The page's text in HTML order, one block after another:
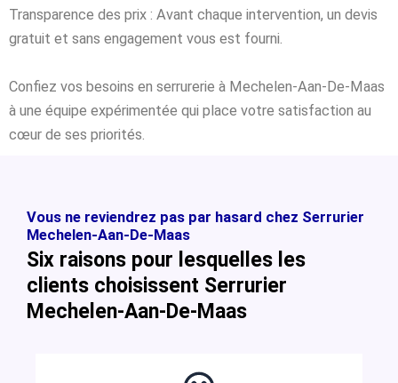
Transparence des prix : Avant chaque intervention, un devis
gratuit et sans engagement vous est fourni.
Confiez vos besoins en serrurerie à Mechelen-Aan-De-Maas
à une équipe expérimentée qui place votre satisfaction au
cœur de ses priorités.
Vous ne reviendrez pas par hasard chez Serrurier
Mechelen-Aan-De-Maas
Six raisons pour lesquelles les
clients choisissent Serrurier
Mechelen-Aan-De-Maas